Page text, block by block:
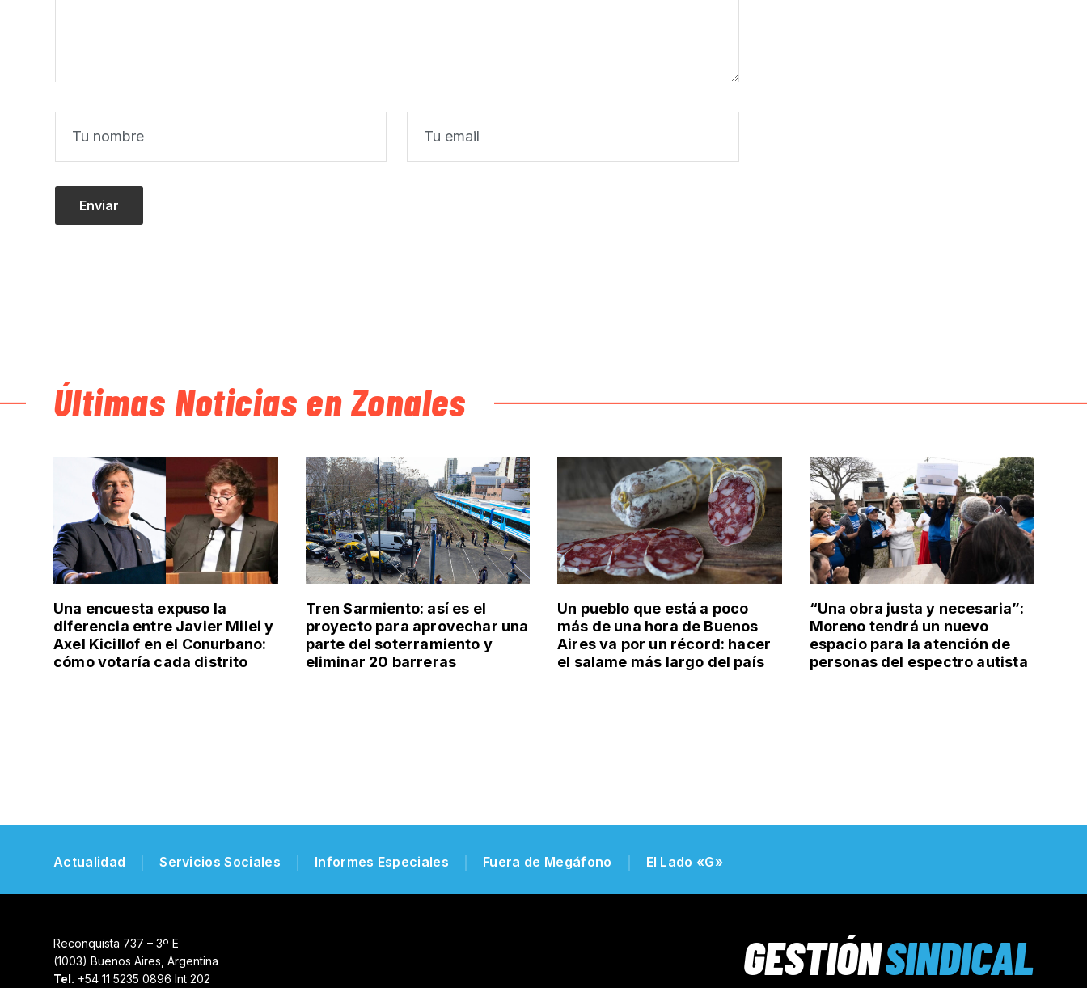
Últimas Noticias en Zonales
Una encuesta expuso la
diferencia entre Javier Milei y
Axel Kicillof en el Conurbano:
cómo votaría cada distrito
Tren Sarmiento: así es el
proyecto para aprovechar una
parte del soterramiento y
eliminar 20 barreras
Un pueblo que está a poco
más de una hora de Buenos
Aires va por un récord: hacer
el salame más largo del país
“Una obra justa y necesaria”:
Moreno tendrá un nuevo
espacio para la atención de
personas del espectro autista
Actualidad Servicios Sociales Informes Especiales Fuera de Megáfono El Lado «G»
Reconquista 737 – 3º E
(1003) Buenos Aires, Argentina
Tel. +54 11 5235 0896 Int 202 GESTIÓNSINDICAL